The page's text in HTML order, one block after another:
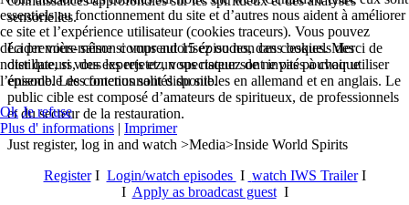
sensorielles.
La première saison comprend 15 épisodes, dans lesquels des
distillateurs, des experts et un spectateur sont invités à chaque
épisode. Les contenus sont disponibles en allemand et en anglais. Le
public cible est composé d’amateurs de spiritueux, de professionnels
et du secteur de la restauration.
Just register, log in and watch >Media>Inside World Spirits
RegisterI Login/watch episodes I watch IWS TrailerI
I Apply as broadcast guestI
essentiels au fonctionnement du site et d’autres nous aident à améliorer
ce site et l’expérience utilisateur (cookies traceurs). Vous pouvez
décider vous-même si vous autorisez ou non ces cookies. Merci de
noter que, si vous les rejetez, vous risquez de ne pas pouvoir utiliser
l’ensemble des fonctionnalités du site.
Ok Je refuse
Plus d' informations | Imprimer